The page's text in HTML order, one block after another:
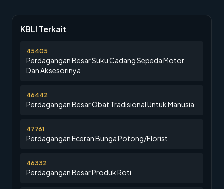
KBLI Terkait
45405
Perdagangan Besar Suku Cadang Sepeda Motor
Dan Aksesorinya
46442
Perdagangan Besar Obat Tradisional Untuk Manusia
47761
Perdagangan Eceran Bunga Potong/Florist
46332
Perdagangan Besar Produk Roti